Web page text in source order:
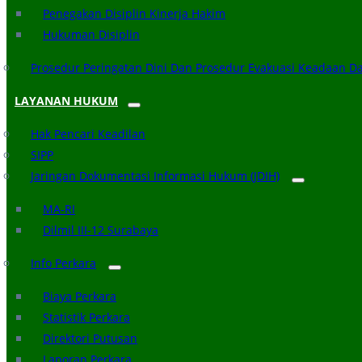
Penegakan Disiplin Kinerja Hakim
Hukuman Disiplin
Prosedur Peringatan Dini Dan Prosedur Evakuasi Keadaan
LAYANAN HUKUM
Hak Pencari Keadilan
SIPP
Jaringan Dokumentasi Informasi Hukum (JDIH)
MA-RI
Dilmil III-12 Surabaya
Info Perkara
Biaya Perkara
Statistik Perkara
Direktori Putusan